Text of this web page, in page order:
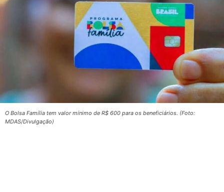
O Bolsa Família tem valor mínimo de R$ 600 para os beneficiários. (Foto:
MDAS/Divulgação)